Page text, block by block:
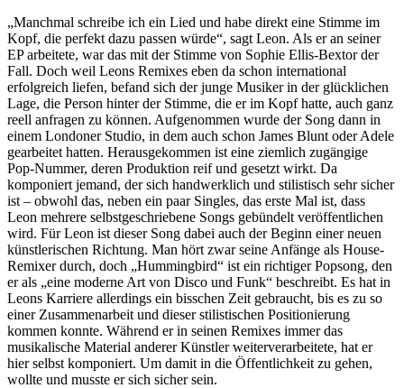
„Manchmal schreibe ich ein Lied und habe direkt eine Stimme im
Kopf, die perfekt dazu passen würde“, sagt Leon. Als er an seiner
EP arbeitete, war das mit der Stimme von Sophie Ellis-Bextor der
Fall. Doch weil Leons Remixes eben da schon international
erfolgreich liefen, befand sich der junge Musiker in der glücklichen
Lage, die Person hinter der Stimme, die er im Kopf hatte, auch ganz
reell anfragen zu können. Aufgenommen wurde der Song dann in
einem Londoner Studio, in dem auch schon James Blunt oder Adele
gearbeitet hatten. Herausgekommen ist eine ziemlich zugängige
Pop-Nummer, deren Produktion reif und gesetzt wirkt. Da
komponiert jemand, der sich handwerklich und stilistisch sehr sicher
ist – obwohl das, neben ein paar Singles, das erste Mal ist, dass
Leon mehrere selbstgeschriebene Songs gebündelt veröffentlichen
wird. Für Leon ist dieser Song dabei auch der Beginn einer neuen
künstlerischen Richtung. Man hört zwar seine Anfänge als House-
Remixer durch, doch „Hummingbird“ ist ein richtiger Popsong, den
er als „eine moderne Art von Disco und Funk“ beschreibt. Es hat in
Leons Karriere allerdings ein bisschen Zeit gebraucht, bis es zu so
einer Zusammenarbeit und dieser stilistischen Positionierung
kommen konnte. Während er in seinen Remixes immer das
musikalische Material anderer Künstler weiterverarbeitete, hat er
hier selbst komponiert. Um damit in die Öffentlichkeit zu gehen,
wollte und musste er sich sicher sein.